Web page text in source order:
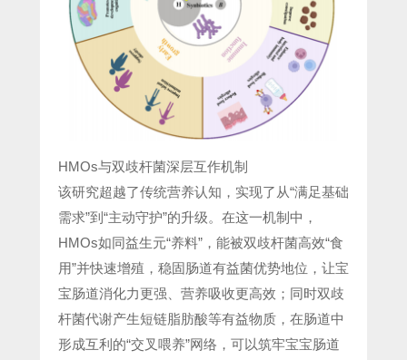
HMOs与双歧杆菌深层互作机制
该研究超越了传统营养认知，实现了从“满足基础
需求”到“主动守护”的升级。在这一机制中，
HMOs如同益生元“养料”，能被双歧杆菌高效“食
用”并快速增殖，稳固肠道有益菌优势地位，让宝
宝肠道消化力更强、营养吸收更高效；同时双歧
杆菌代谢产生短链脂肪酸等有益物质，在肠道中
形成互利的“交叉喂养”网络，可以筑牢宝宝肠道